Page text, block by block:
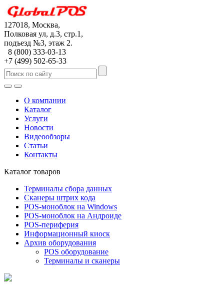
127018, Москва,
Полковая ул, д.3, стр.1,
подъезд №3, этаж 2.
8 (800) 333-03-13
+7 (499) 502-65-33
О компании
Каталог
Услуги
Новости
Видеообзоры
Статьи
Контакты
Каталог товаров
Терминалы сбора данных
Сканеры штрих кода
POS-моноблок на Windows
POS-моноблок на Aндроиде
POS-периферия
Информационный киоск
Архив оборудования
POS оборудование
Терминалы и сканеры